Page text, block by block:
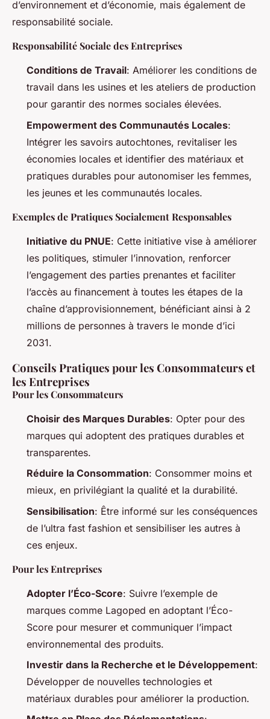
d’environnement et d’économie, mais également de
responsabilité sociale.
Responsabilité Sociale des Entreprises
Conditions de Travail: Améliorer les conditions de
travail dans les usines et les ateliers de production
pour garantir des normes sociales élevées.
Empowerment des Communautés Locales:
Intégrer les savoirs autochtones, revitaliser les
économies locales et identifier des matériaux et
pratiques durables pour autonomiser les femmes,
les jeunes et les communautés locales.
Exemples de Pratiques Socialement Responsables
Initiative du PNUE: Cette initiative vise à améliorer
les politiques, stimuler l’innovation, renforcer
l’engagement des parties prenantes et faciliter
l’accès au financement à toutes les étapes de la
chaîne d’approvisionnement, bénéficiant ainsi à 2
millions de personnes à travers le monde d’ici
2031.
Conseils Pratiques pour les Consommateurs et
les Entreprises
Pour les Consommateurs
Choisir des Marques Durables: Opter pour des
marques qui adoptent des pratiques durables et
transparentes.
Réduire la Consommation: Consommer moins et
mieux, en privilégiant la qualité et la durabilité.
Sensibilisation: Être informé sur les conséquences
de l’ultra fast fashion et sensibiliser les autres à
ces enjeux.
Pour les Entreprises
Adopter l’Éco-Score: Suivre l’exemple de
marques comme Lagoped en adoptant l’Éco-
Score pour mesurer et communiquer l’impact
environnemental des produits.
Investir dans la Recherche et le Développement:
Développer de nouvelles technologies et
matériaux durables pour améliorer la production.